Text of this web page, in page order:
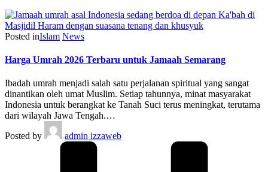
Posted inIslam News
Harga Umrah 2026 Terbaru untuk Jamaah Semarang
Ibadah umrah menjadi salah satu perjalanan spiritual yang sangat
dinantikan oleh umat Muslim. Setiap tahunnya, minat masyarakat
Indonesia untuk berangkat ke Tanah Suci terus meningkat, terutama
dari wilayah Jawa Tengah.…
Posted by
admin izzaweb